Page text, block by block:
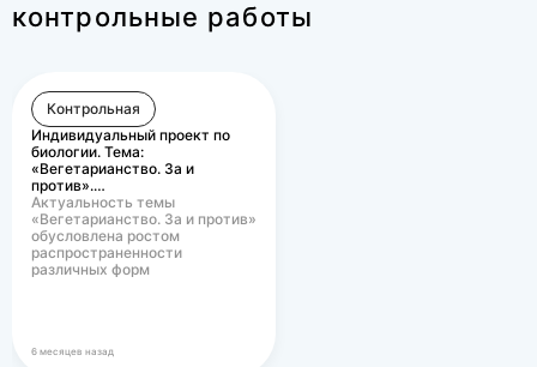
контрольные работы
Контрольная
Индивидуальный проект по
биологии. Тема:
«Вегетарианство. За и
против».…
Актуальность темы
«Вегетарианство. За и против»
обусловлена ростом
распространенности
различных форм
6 месяцев назад